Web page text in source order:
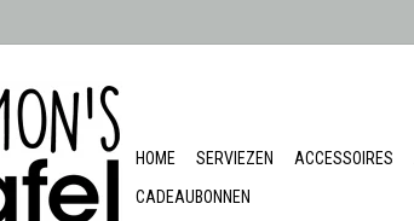
HOME SERVIEZEN ACCESSOIRES
CADEAUBONNEN